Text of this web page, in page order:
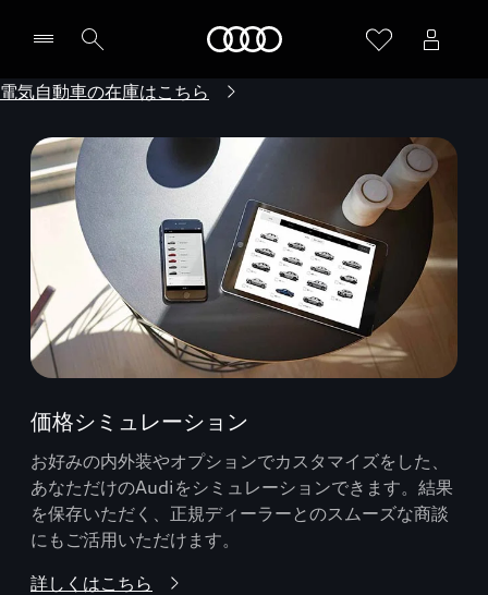
電気自動車の在庫はこちら
価格シミュレーション
お好みの内外装やオプションでカスタマイズをした、
あなただけのAudiをシミュレーションできます。結果
を保存いただく、正規ディーラーとのスムーズな商談
にもご活用いただけます。
詳しくはこちら